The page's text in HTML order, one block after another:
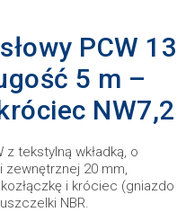
PCW 13
5 m –
NW7,2
z tekstylną wkładką, o
20 mm,
i króciec (gniazdo
NBR.